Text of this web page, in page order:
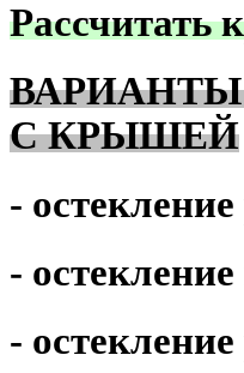
Рассчитать
С КРЫШЕЙ
-
-
-